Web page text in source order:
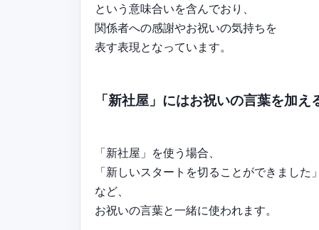
という意味合いを含んでおり、
関係者への感謝やお祝いの気持ちを
表す表現となっています。
「新社屋」にはお祝いの言葉を加え
「新社屋」を使う場合、
「新しいスタートを切ることができました」
など、
お祝いの言葉と一緒に使われます。